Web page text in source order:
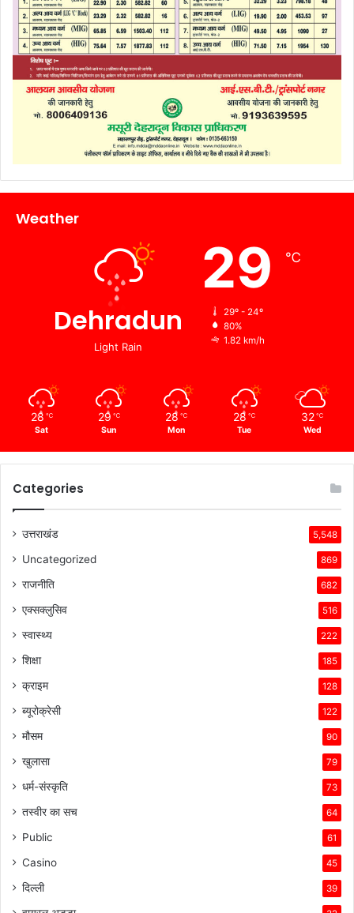
Weather
Dehradun
Light Rain
29 ℃
29º - 24º
80%
1.82 km/h
28 ℃
Sat
29 ℃
Sun
28 ℃
Mon
28 ℃
Tue
32 ℃
Wed
Categories
उत्तराखंड 5,548
Uncategorized 869
राजनीति 682
एक्सक्लुसिव 516
स्वास्थ्य 222
शिक्षा 185
क्राइम 128
ब्यूरोक्रेसी 122
मौसम 90
खुलासा 79
धर्म-संस्कृति 73
तस्वीर का सच 64
Public 61
Casino 45
दिल्ली 39